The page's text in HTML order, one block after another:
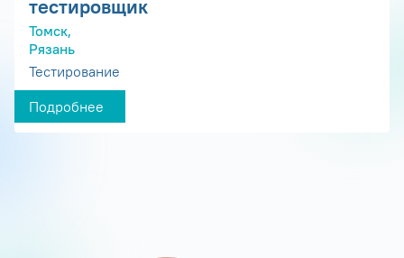
тестировщик
Томск,
Рязань
Тестирование
Подробнее